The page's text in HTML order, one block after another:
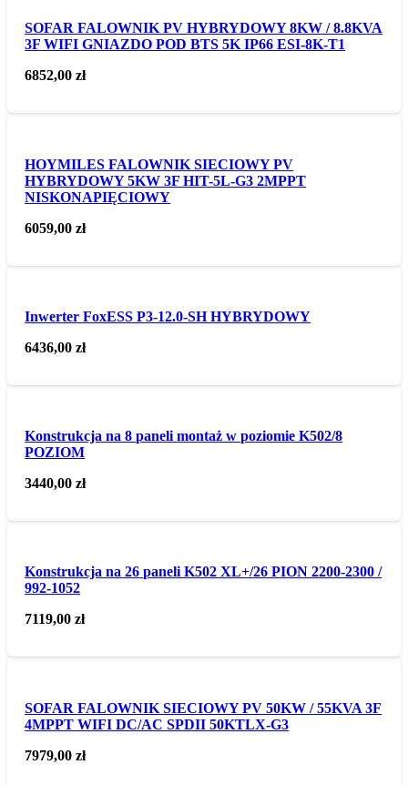
SOFAR FALOWNIK PV HYBRYDOWY 8KW / 8.8KVA
3F WIFI GNIAZDO POD BTS 5K IP66 ESI-8K-T1
6852,00zł
HOYMILES FALOWNIK SIECIOWY PV
HYBRYDOWY 5KW 3F HIT-5L-G3 2MPPT
NISKONAPIĘCIOWY
6059,00zł
Inwerter FoxESS P3-12.0-SH HYBRYDOWY
6436,00zł
Konstrukcja na 8 paneli montaż w poziomie K502/8
POZIOM
3440,00zł
Konstrukcja na 26 paneli K502 XL+/26 PION 2200-2300 /
992-1052
7119,00zł
SOFAR FALOWNIK SIECIOWY PV 50KW / 55KVA 3F
4MPPT WIFI DC/AC SPDII 50KTLX-G3
7979,00zł